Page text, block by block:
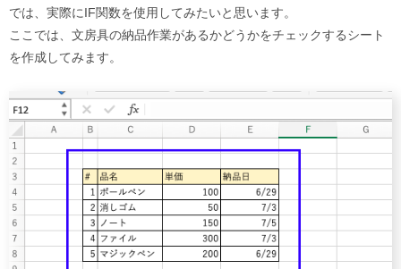
では、実際にIF関数を使用してみたいと思います。
ここでは、文房具の納品作業があるかどうかをチェックするシート
を作成してみます。